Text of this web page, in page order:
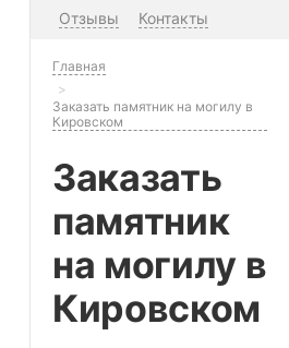
Отзывы Контакты
Главная
Заказать памятник на могилу в
Кировском
Заказать
памятник
на могилу в
Кировском